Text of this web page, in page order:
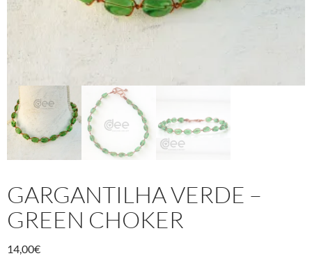
GARGANTILHA VERDE –
GREEN CHOKER
14,00€